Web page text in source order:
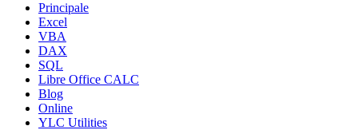
Principale
Excel
VBA
DAX
SQL
Libre Office CALC
Blog
Online
YLC Utilities